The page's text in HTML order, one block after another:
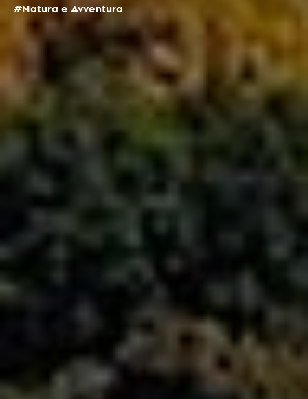
#Natura e Avventura